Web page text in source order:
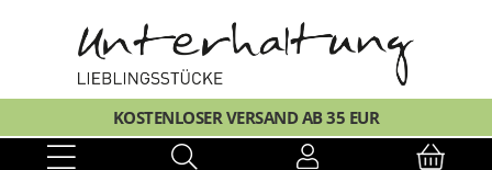
KOSTENLOSER VERSAND AB 35 EUR